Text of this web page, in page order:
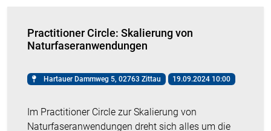
Practitioner Circle: Skalierung von
Naturfaseranwendungen
Hartauer Dammweg 5, 02763 Zittau 19.09.2024 10:00
Im Practitioner Circle zur Skalierung von
Naturfaseranwendungen dreht sich alles um die